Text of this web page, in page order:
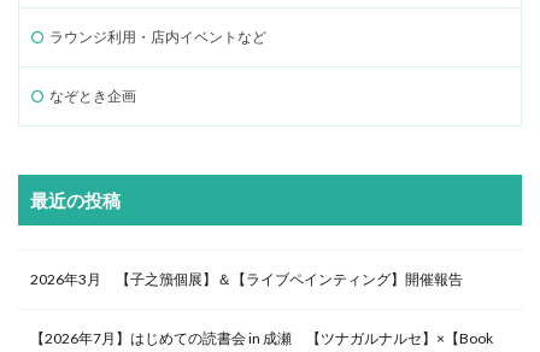
ラウンジ利用・店内イベントなど
なぞとき企画
最近の投稿
2026年3月 【子之籏個展】＆【ライブペインティング】開催報告
【2026年7月】はじめての読書会 in 成瀬 【ツナガルナルセ】×【Book